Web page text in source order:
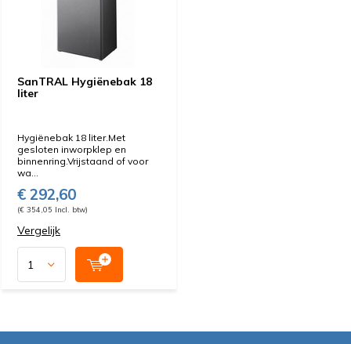
SanTRAL Hygiënebak 18
liter
Hygiënebak 18 liter.Met
gesloten inworpklep en
binnenring.Vrijstaand of voor
wa...
€ 292,60
(€ 354,05 Incl. btw)
Vergelijk